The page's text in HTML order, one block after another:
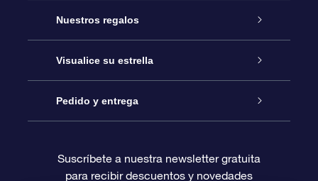
Atención
Contáctanos
Blog
Reseñas
Nuestros regalos
Regalo Estrella Online
Paquete de Regalo OSR
Tarjeta de Regalo OSR
Visualice su estrella
Registro estelar
Pedido y entrega
Suscríbete a nuestra newsletter gratuita
para recibir descuentos y novedades